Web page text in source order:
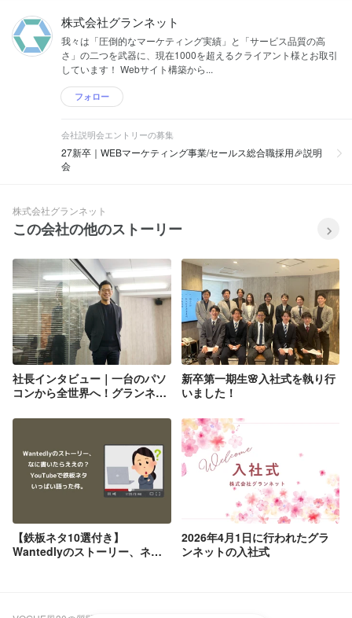
株式会社グランネット
我々は「圧倒的なマーケティング実績」と「サービス品質の高
さ」の二つを武器に、現在1000を超えるクライアント様とお取引
しています！ Webサイト構築から...
フォロー
会社説明会エントリーの募集
27新卒｜WEBマーケティング事業/セールス総合職採用🎉説明
会
株式会社グランネット
この会社の他のストーリー
社長インタビュー｜一台のパソ
コンから全世界へ！グランネッ
新卒第一期生🌸入社式を執り行
いました！
【鉄板ネタ10選付き】
Wantedlyのストーリー、ネタ
2026年4月1日に行われたグラ
ンネットの入社式